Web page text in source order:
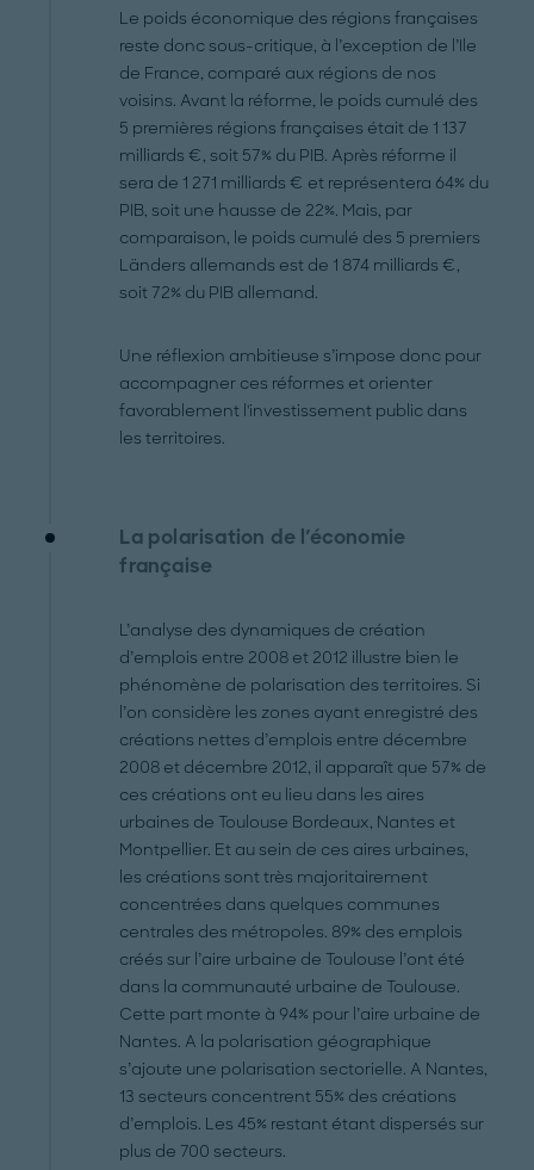
Le poids économique des régions françaises
reste donc sous-critique, à l’exception de l’Ile
de France, comparé aux régions de nos
voisins. Avant la réforme, le poids cumulé des
5 premières régions françaises était de 1 137
milliards €, soit 57% du PIB. Après réforme il
sera de 1 271 milliards € et représentera 64% du
PIB, soit une hausse de 22%. Mais, par
comparaison, le poids cumulé des 5 premiers
Länders allemands est de 1 874 milliards €,
soit 72% du PIB allemand.
Une réflexion ambitieuse s’impose donc pour
accompagner ces réformes et orienter
favorablement l'investissement public dans
les territoires.
La polarisation de l'économie
française
L’analyse des dynamiques de création
d’emplois entre 2008 et 2012 illustre bien le
phénomène de polarisation des territoires. Si
l’on considère les zones ayant enregistré des
créations nettes d’emplois entre décembre
2008 et décembre 2012, il apparaît que 57% de
ces créations ont eu lieu dans les aires
urbaines de Toulouse Bordeaux, Nantes et
Montpellier. Et au sein de ces aires urbaines,
les créations sont très majoritairement
concentrées dans quelques communes
centrales des métropoles. 89% des emplois
créés sur l’aire urbaine de Toulouse l’ont été
dans la communauté urbaine de Toulouse.
Cette part monte à 94% pour l’aire urbaine de
Nantes. A la polarisation géographique
s’ajoute une polarisation sectorielle. A Nantes,
13 secteurs concentrent 55% des créations
d’emplois. Les 45% restant étant dispersés sur
plus de 700 secteurs.